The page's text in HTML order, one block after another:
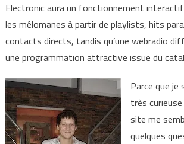
Electronic aura un fonctionnement
les mélomanes à partir de playlists, hits
contacts directs, tandis qu’une webradio
une programmation attractive issue du
Parce que je
très
site me
quelques